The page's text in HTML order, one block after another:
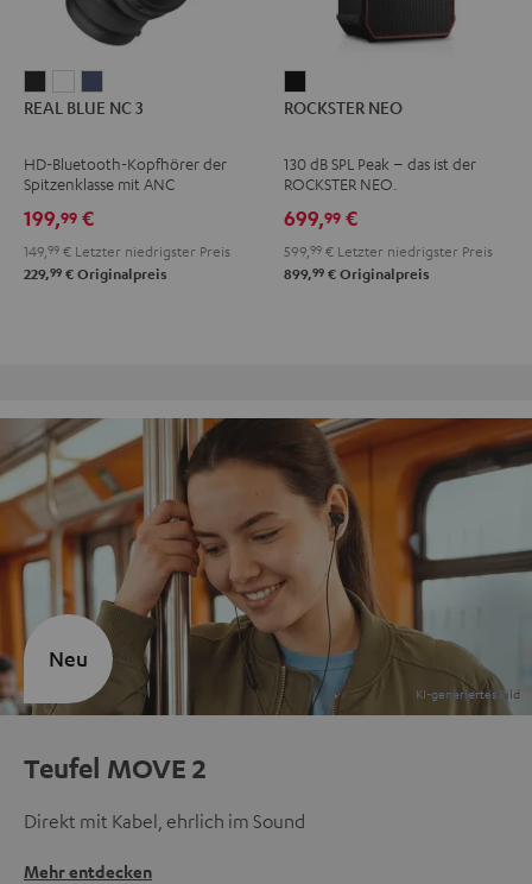
BLUE
3
Night
Black
BLUE
3
Pearl
White
BLUE
3
Steel
REAL BLUE NC 3
HD-Bluetooth-Kopfhörer der
Spitzenklasse mit ANC
199,99 €
149, 99 € Letzter niedrigster Preis
229,99 € Originalpreis
NEO
ROCKSTER NEO
130 dB SPL Peak – das ist der
ROCKSTER NEO.
699,99 €
599, 99 € Letzter niedrigster Preis
899,99 € Originalpreis
Teufel MOVE 2
Direkt mit Kabel, ehrlich im Sound
Mehr entdecken
Neu